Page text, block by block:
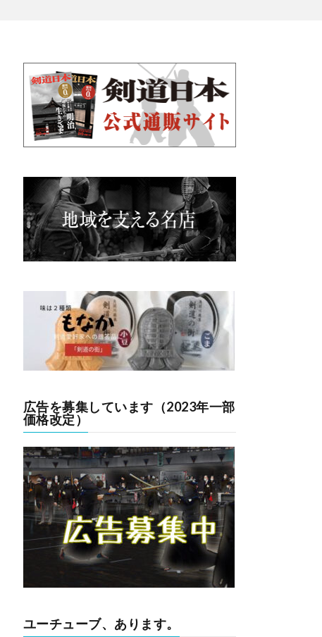
広告を募集しています（2023年一部
価格改定）
ユーチューブ、あります。